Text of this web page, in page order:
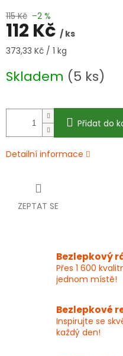
115 Kč –2 %
112 Kč / ks
Měrná
373,33 Kč / 1 kg
Skladem (5 ks)
Přidat do
Detailní informace
ZEPTAT SE
Bezlepkový
Přes 1 600
jednom místě!
Bezlepkové
Inspirujte se
každý den!